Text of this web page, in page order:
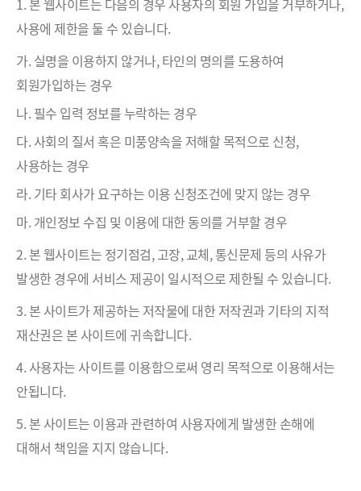
1. 본 웹사이트는 다음의 경우 사용자의 회원 가입을 거부하거나,
사용에 제한을 둘 수 있습니다.
가. 실명을 이용하지 않거나, 타인의 명의를 도용하여
회원가입하는 경우
나. 필수 입력 정보를 누락하는 경우
다. 사회의 질서 혹은 미풍양속을 저해할 목적으로 신청,
사용하는 경우
라. 기타 회사가 요구하는 이용 신청조건에 맞지 않는 경우
마. 개인정보 수집 및 이용에 대한 동의를 거부할 경우
2. 본 웹사이트는 정기점검, 고장, 교체, 통신문제 등의 사유가
발생한 경우에 서비스 제공이 일시적으로 제한될 수 있습니다.
3. 본 사이트가 제공하는 저작물에 대한 저작권과 기타의 지적
재산권은 본 사이트에 귀속합니다.
4. 사용자는 사이트를 이용함으로써 영리 목적으로 이용해서는
안됩니다.
5. 본 사이트는 이용과 관련하여 사용자에게 발생한 손해에
대해서 책임을 지지 않습니다.